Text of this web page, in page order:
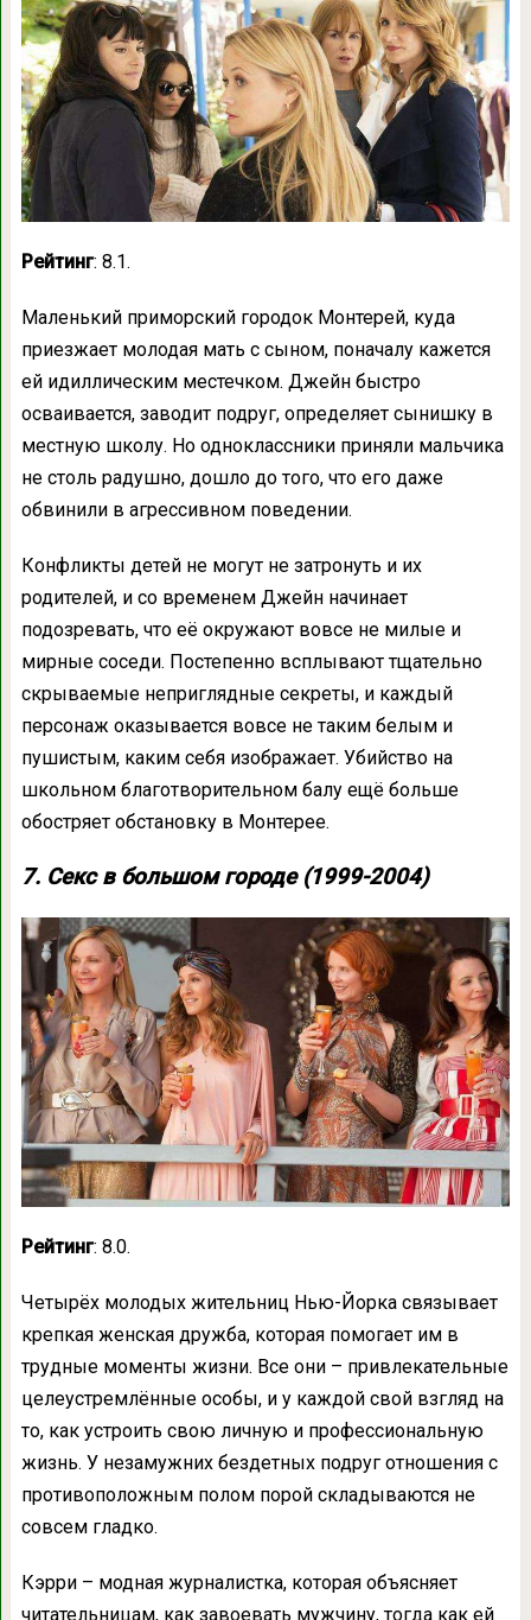
Рейтинг: 8.1.
Маленький приморский городок Монтерей, куда
приезжает молодая мать с сыном, поначалу кажется
ей идиллическим местечком. Джейн быстро
осваивается, заводит подруг, определяет сынишку в
местную школу. Но одноклассники приняли мальчика
не столь радушно, дошло до того, что его даже
обвинили в агрессивном поведении.
Конфликты детей не могут не затронуть и их
родителей, и со временем Джейн начинает
подозревать, что её окружают вовсе не милые и
мирные соседи. Постепенно всплывают тщательно
скрываемые неприглядные секреты, и каждый
персонаж оказывается вовсе не таким белым и
пушистым, каким себя изображает. Убийство на
школьном благотворительном балу ещё больше
обостряет обстановку в Монтерее.
7. Секс в большом городе (1999-2004)
Рейтинг: 8.0.
Четырёх молодых жительниц Нью-Йорка связывает
крепкая женская дружба, которая помогает им в
трудные моменты жизни. Все они – привлекательные
целеустремлённые особы, и у каждой свой взгляд на
то, как устроить свою личную и профессиональную
жизнь. У незамужних бездетных подруг отношения с
противоположным полом порой складываются не
совсем гладко.
Кэрри – модная журналистка, которая объясняет
читательницам, как завоевать мужчину, тогда как ей